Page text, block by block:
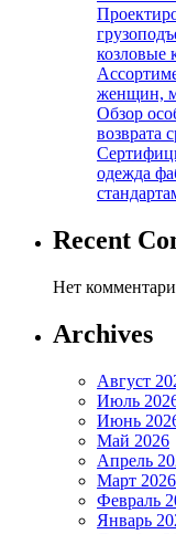
женщин,
Обзор
возврата
одежда
Recent
Нет
Archives
Август
Июль
Июнь
Май 2026
Апрель
Март 2026
Февраль
Январь